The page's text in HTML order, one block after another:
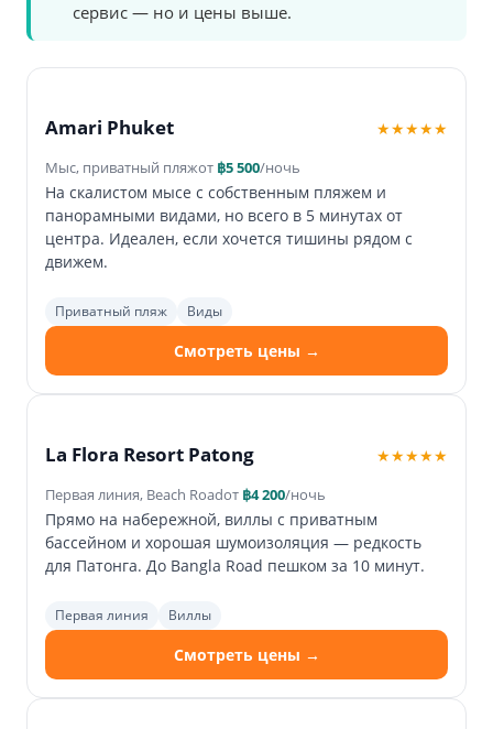
сервис — но и цены выше.
Amari Phuket ★★★★★
Мыс, приватный пляжот ฿5 500/ночь
На скалистом мысе с собственным пляжем и
панорамными видами, но всего в 5 минутах от
центра. Идеален, если хочется тишины рядом с
движем.
Приватный пляж Виды
Смотреть цены →
La Flora Resort Patong ★★★★★
Первая линия, Beach Roadот ฿4 200/ночь
Прямо на набережной, виллы с приватным
бассейном и хорошая шумоизоляция — редкость
для Патонга. До Bangla Road пешком за 10 минут.
Первая линия Виллы
Смотреть цены →